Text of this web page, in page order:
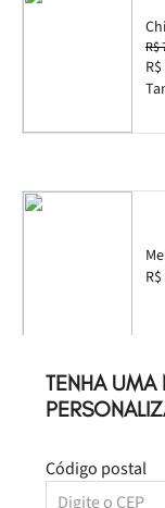
TENHA
Código postal
R$
R$ 109,98
R$ 69,98
Produtos Sugeridos